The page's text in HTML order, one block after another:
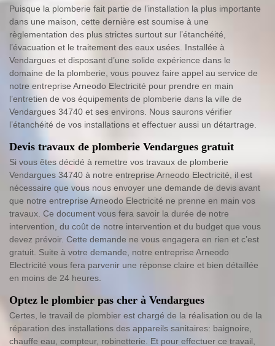
Puisque la plomberie fait partie de l’installation la plus importante
dans une maison, cette dernière est soumise à une
règlementation des plus strictes surtout sur l’étanchéité,
l’évacuation et le traitement des eaux usées. Installée à
Vendargues et disposant d’une solide expérience dans le
domaine de la plomberie, vous pouvez faire appel au service de
notre entreprise Arneodo Electricité pour prendre en main
l’entretien de vos équipements de plomberie dans la ville de
Vendargues 34740 et ses environs. Nous saurons vérifier
l’étanchéité de vos installations et effectuer aussi un détartrage.
Devis travaux de plomberie Vendargues gratuit
Si vous êtes décidé à remettre vos travaux de plomberie
Vendargues 34740 à notre entreprise Arneodo Electricité, il est
nécessaire que vous nous envoyer une demande de devis avant
que notre entreprise Arneodo Electricité ne prenne en main vos
travaux. Ce document vous fera savoir la durée de notre
intervention, du coût de notre intervention et du budget que vous
devez prévoir. Cette demande ne vous engagera en rien et c’est
gratuit. Suite à votre demande, notre entreprise Arneodo
Electricité vous fera parvenir une réponse claire et bien détaillée
en moins de 24 heures.
Optez le plombier pas cher à Vendargues
Certes, le travail de plombier est chargé de la réalisation ou de la
réparation des installations des appareils sanitaires: baignoire,
chauffe eau, compteur, robinetterie. Et pour effectuer ce travail,